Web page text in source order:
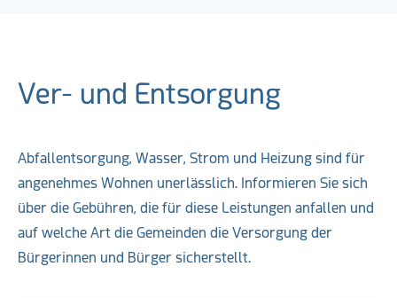
Ver- und Entsorgung
Abfallentsorgung, Wasser, Strom und Heizung sind für
angenehmes Wohnen unerlässlich. Informieren Sie sich
über die Gebühren, die für diese Leistungen anfallen und
auf welche Art die Gemeinden die Versorgung der
Bürgerinnen und Bürger sicherstellt.